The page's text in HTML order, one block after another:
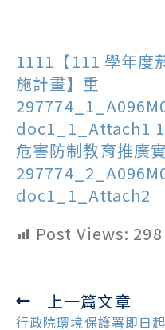
1111【111 學年度
施計畫】重
doc1_1_Attach1
危害防制教育推廣
doc1_1_Attach2
Post Views: 298
Read
more
上一篇文章
行政院環境保護署即日